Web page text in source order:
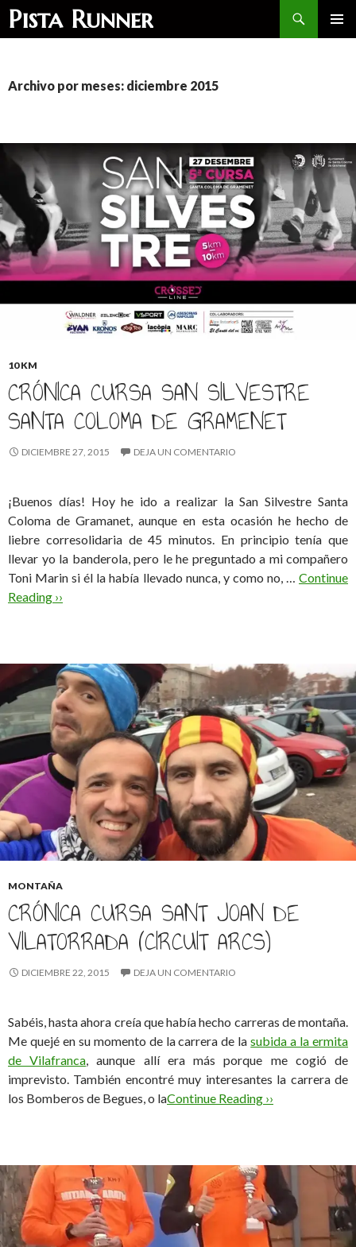
Pista Runner
Buscar
SALTAR
Archivo por meses: diciembre 2015
10 KM
CRÓNICA CURSA SAN SILVESTRE
SANTA COLOMA DE GRAMENET
DICIEMBRE 27, 2015 DEJA UN COMENTARIO
¡Buenos días! Hoy he ido a realizar la San Silvestre Santa
Coloma de Gramanet, aunque en esta ocasión he hecho de
liebre corresolidaria de 45 minutos. En principio tenía que
llevar yo la banderola, pero le he preguntado a mi compañero
Toni Marin si él la había llevado nunca, y como no, … Continue
Reading ››
MONTAÑA
CRÓNICA CURSA SANT JOAN DE
VILATORRADA (CIRCUIT ARCS)
DICIEMBRE 22, 2015 DEJA UN COMENTARIO
Sabéis, hasta ahora creía que había hecho carreras de montaña.
Me quejé en su momento de la carrera de lasubida a la ermita
de Vilafranca, aunque allí era más porque me cogió de
imprevisto. También encontré muy interesantes la carrera de
los Bomberos de Begues, o laContinue Reading ››